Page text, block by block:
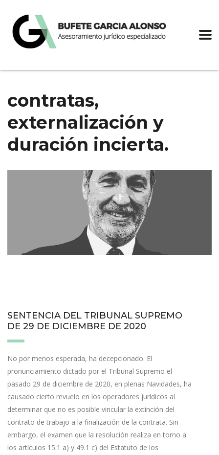
contratas,
externalización y
duración incierta.
SENTENCIA DEL TRIBUNAL SUPREMO
DE 29 DE DICIEMBRE DE 2020
No por menos esperada, ha decepcionado. El
pronunciamiento dictado por el Tribunal Supremo el
pasado 29 de diciembre de 2020, en plenas Navidades, ha
causado cierto revuelo en los operadores jurídicos al
determinar que no es posible vincular la extinción del
contrato de trabajo a la finalización de la contrata. Sin
embargo, el examen que la resolución realiza en torno a
los artículos 15.1 a) y 49.1 c) del Estatuto de los